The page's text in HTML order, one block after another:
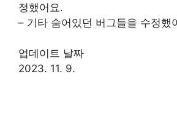
정했어요.
– 기타 숨어있던 버그들을 수정했
업데이트 날짜
2023. 11. 9.